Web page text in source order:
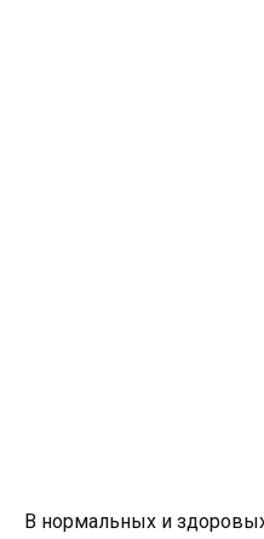
В нормальных и